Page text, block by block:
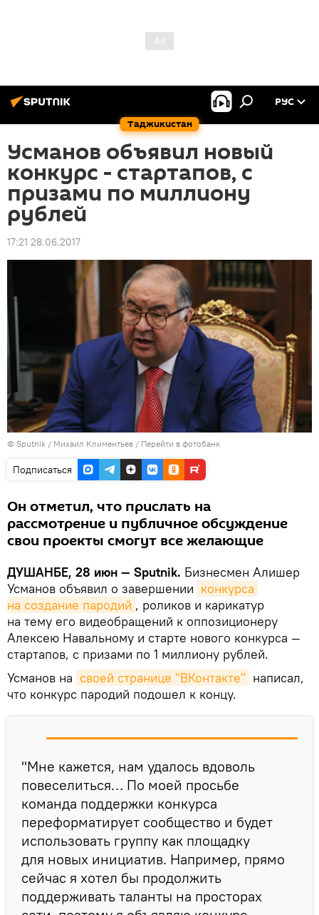
Таджикистан
РУС
Усманов объявил новый
конкурс - стартапов, с
призами по миллиону
рублей
17:21 28.06.2017
© Sputnik / Михаил Климентьев / Перейти в фотобанк
Подписаться
Он отметил, что прислать на
рассмотрение и публичное обсуждение
свои проекты смогут все желающие
ДУШАНБЕ, 28 июн — Sputnik. Бизнесмен Алишер
Усманов объявил о завершении конкурса
на создание пародий , роликов и карикатур
на тему его видеобращений к оппозиционеру
Алексею Навальному и старте нового конкурса —
стартапов, с призами по 1 миллиону рублей.
Усманов на своей странице "ВКонтакте" написал,
что конкурс пародий подошел к концу.
"Мне кажется, нам удалось вдоволь
повеселиться… По моей просьбе
команда поддержки конкурса
переформатирует сообщество и будет
использовать группу как площадку
для новых инициатив. Например, прямо
сейчас я хотел бы продолжить
поддерживать таланты на просторах